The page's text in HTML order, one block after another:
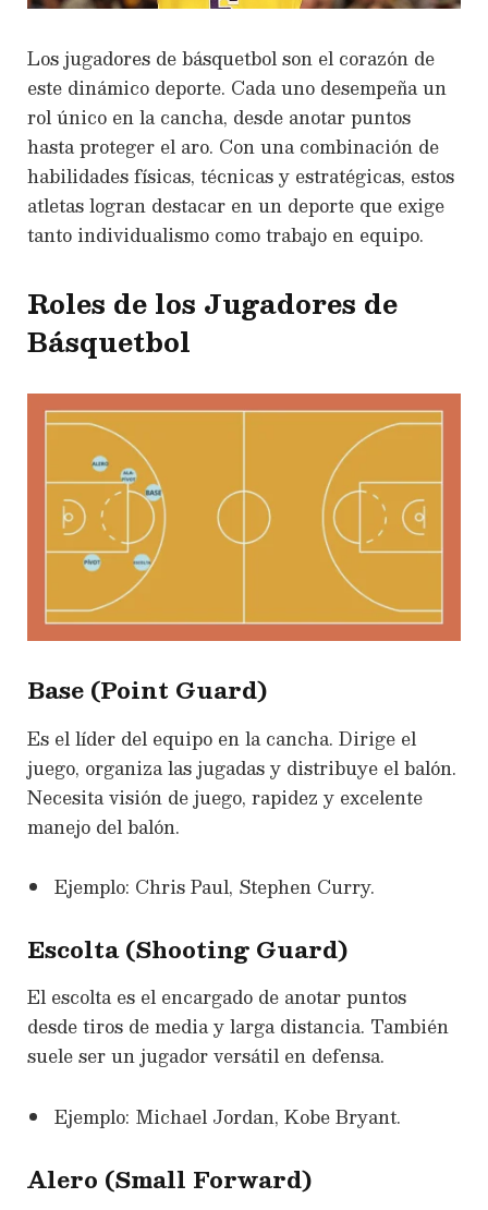
Losjugadores de básquetbolson el corazón de
este dinámico deporte. Cada uno desempeña un
rol único en la cancha, desde anotar puntos
hasta proteger el aro. Con una combinación de
habilidades físicas, técnicas y estratégicas, estos
atletas logran destacar en un deporte que exige
tanto individualismo como trabajo en equipo.
Roles de los Jugadores de
Básquetbol
Base (Point Guard)
Es el líder del equipo en la cancha. Dirige el
juego, organiza las jugadas y distribuye el balón.
Necesita visión de juego, rapidez y excelente
manejo del balón.
Ejemplo: Chris Paul, Stephen Curry.
Escolta (Shooting Guard)
El escolta es el encargado de anotar puntos
desde tiros de media y larga distancia. También
suele ser un jugador versátil en defensa.
Ejemplo: Michael Jordan, Kobe Bryant.
Alero (Small Forward)